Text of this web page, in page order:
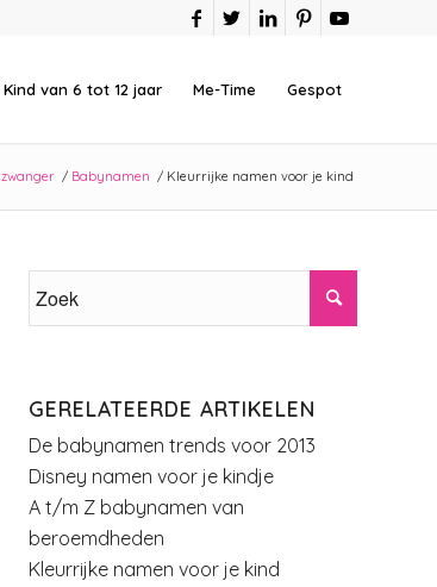
Kind van 6 tot 12 jaar Me-Time Gespot
zwanger / Babynamen / Kleurrijke namen voor je kind
GERELATEERDE ARTIKELEN
De babynamen trends voor 2013
Disney namen voor je kindje
A t/m Z babynamen van
beroemdheden
Kleurrijke namen voor je kind